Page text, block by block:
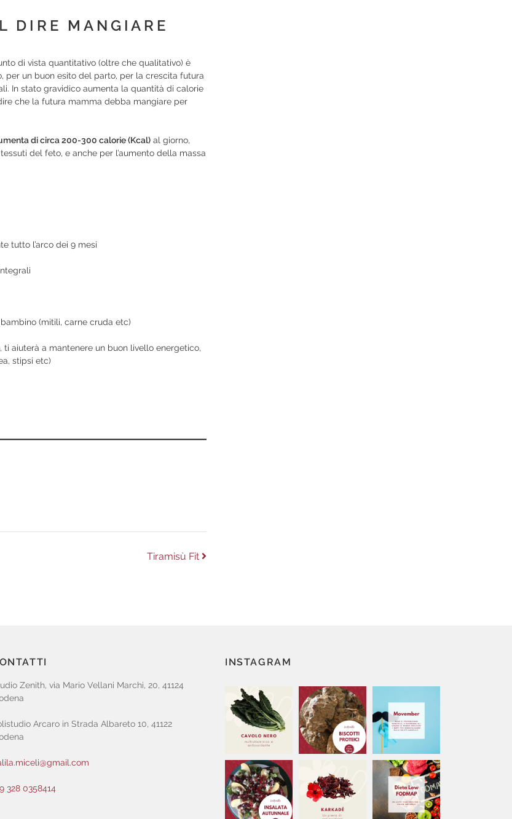
DIRE MANGIARE
di vista quantitativo (oltre che qualitativo) è
per un buon esito del parto, per la crescita futura
In stato gravidico aumenta la quantità di calorie
che la futura mamma debba mangiare per
di circa 200-300 calorie (Kcal) al giorno,
del feto, e anche per l’aumento della massa
tutto l’arco dei 9 mesi
(mitili, carne cruda etc)
aiuterà a mantenere un buon livello energetico,
stipsi etc)
Next
Tiramisù Fit
Zenith, via Mario Vellani Marchi, 20, 41124
Arcaro in Strada Albareto 10, 41122
328 0358414
INSTAGRAM